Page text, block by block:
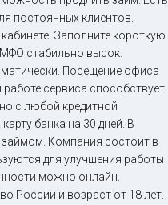
постоянных клиентов.
Заполните короткую
МФО стабильно высок.
Посещение офиса
сервиса способствует
с любой кредитной
банка на 30 дней. В
займом. Компания состоит в
для улучшения работы
можно онлайн.
России и возраст от 18 лет.